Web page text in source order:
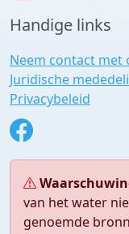
Handige links
Neem contact met
Juridische
Privacybeleid
van het water
genoemde